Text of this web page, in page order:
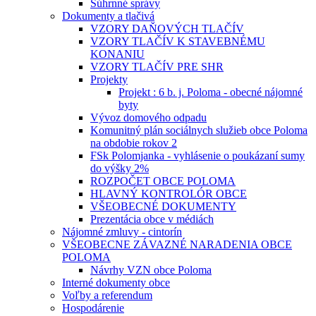
Súhrnné správy
Dokumenty a tlačivá
VZORY DAŇOVÝCH TLAČÍV
VZORY TLAČÍV K STAVEBNÉMU
KONANIU
VZORY TLAČÍV PRE SHR
Projekty
Projekt : 6 b. j. Poloma - obecné nájomné
byty
Vývoz domového odpadu
Komunitný plán sociálnych služieb obce Poloma
na obdobie rokov 2
FSk Polomjanka - vyhlásenie o poukázaní sumy
do výšky 2%
ROZPOČET OBCE POLOMA
HLAVNÝ KONTROLÓR OBCE
VŠEOBECNÉ DOKUMENTY
Prezentácia obce v médiách
Nájomné zmluvy - cintorín
VŠEOBECNE ZÁVAZNÉ NARADENIA OBCE
POLOMA
Návrhy VZN obce Poloma
Interné dokumenty obce
Voľby a referendum
Hospodárenie